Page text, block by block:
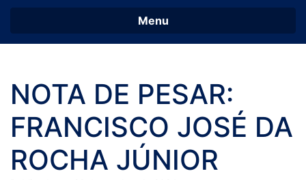
Menu
NOTA DE PESAR:
FRANCISCO JOSÉ DA
ROCHA JÚNIOR